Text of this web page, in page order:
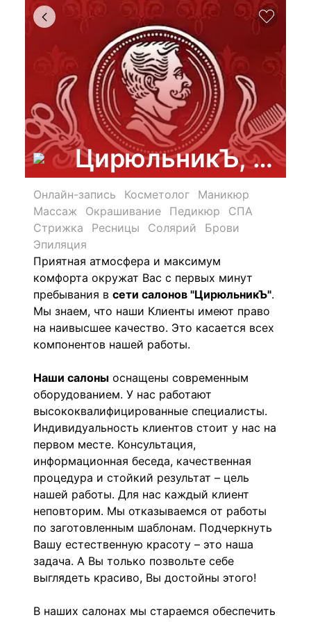
ЦирюльникЪ,
Онлайн-запись Косметолог
Маникюр
Массаж
Окрашивание Педикюр
СПА
Стрижка
Ресницы Солярий
Брови
Эпиляция
Приятная атмосфера и максимум
комфорта окружат Вас с первых минут
пребывания в сети салонов "ЦирюльникЪ".
Мы знаем, что наши Клиенты имеют право
на наивысшее качество. Это касается всех
компонентов нашей работы.
Наши салоны оснащены современным
оборудованием. У нас работают
высококвалифицированные специалисты.
Индивидуальность клиентов стоит у нас на
первом месте. Консультация,
информационная беседа, качественная
процедура и стойкий результат – цель
нашей работы. Для нас каждый клиент
неповторим. Мы отказываемся от работы
по заготовленным шаблонам. Подчеркнуть
Вашу естественную красоту – это наша
задача. А Вы только позвольте себе
выглядеть красиво, Вы достойны этого!
В наших салонах мы стараемся обеспечить